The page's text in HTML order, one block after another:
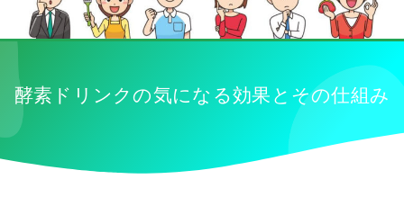
酵素ドリンクの気になる効果とその仕組み